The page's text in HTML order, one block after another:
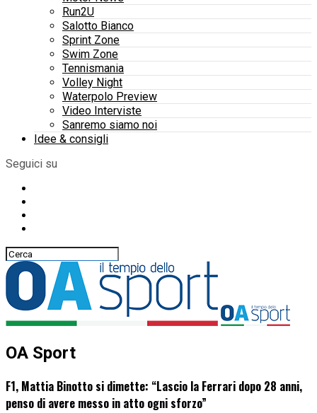
Run2U
Salotto Bianco
Sprint Zone
Swim Zone
Tennismania
Volley Night
Waterpolo Preview
Video Interviste
Sanremo siamo noi
Idee & consigli
Seguici su
OA Sport
F1, Mattia Binotto si dimette: “Lascio la Ferrari dopo 28 anni,
penso di avere messo in atto ogni sforzo”